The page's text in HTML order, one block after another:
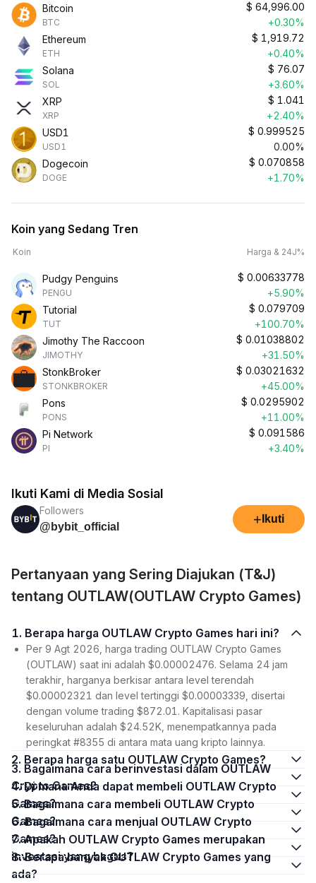
Bitcoin
BTC
$ 64,996.00
+0.30%
Ethereum
ETH
$ 1,919.72
+0.40%
Solana
SOL
$ 76.07
+3.60%
XRP
XRP
$ 1.041
+2.40%
USD1
USD1
$ 0.999525
0.00%
Dogecoin
DOGE
$ 0.070858
+1.70%
Koin yang Sedang Tren
Koin Harga & 24J%
Pudgy Penguins
PENGU
$ 0.00633778
+5.90%
Tutorial
TUT
$ 0.079709
+100.70%
Jimothy The Raccoon
JIMOTHY
$ 0.01038802
+31.50%
StonkBroker
STONKBROKER
$ 0.03021632
+45.00%
Pons
PONS
$ 0.0295902
+11.00%
Pi Network
PI
$ 0.091586
+3.40%
Ikuti Kami di Media Sosial
Followers
@bybit_official
+ Ikuti
Pertanyaan yang Sering Diajukan (T&J)
tentang OUTLAW(OUTLAW Crypto Games)
1. Berapa harga OUTLAW Crypto Games hari ini?
Per 9 Agt 2026, harga trading OUTLAW Crypto Games
(OUTLAW) saat ini adalah $0.00002476. Selama 24 jam
terakhir, harganya berkisar antara level terendah
$0.00002321 dan level tertinggi $0.00003339, disertai
dengan volume trading $872.01. Kapitalisasi pasar
keseluruhan adalah $24.52K, menempatkannya pada
peringkat #8355 di antara mata uang kripto lainnya.
2. Berapa harga satu OUTLAW Crypto Games?
3. Bagaimana cara berinvestasi dalam OUTLAW
Crypto Games?
4. Di mana Anda dapat membeli OUTLAW Crypto
Games?
5. Bagaimana cara membeli OUTLAW Crypto
Games?
6. Bagaimana cara menjual OUTLAW Crypto
Games?
7. Apakah OUTLAW Crypto Games merupakan
investasi yang bagus?
8. Berapa banyak OUTLAW Crypto Games yang
ada?